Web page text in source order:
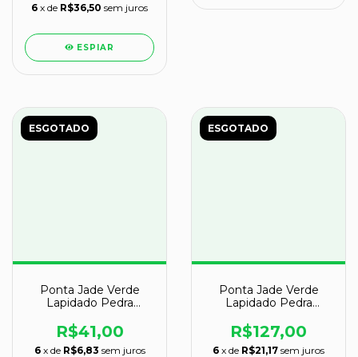
6 x de R$36,50 sem juros
ESPIAR
ESGOTADO
Ponta Jade Verde
Lapidado Pedra
Cod 121199
R$41,00
6 x de R$6,83 sem juros
ESGOTADO
Ponta Jade Verde
Lapidado Pedra
Cod 121207
R$127,00
6 x de R$21,17 sem juros